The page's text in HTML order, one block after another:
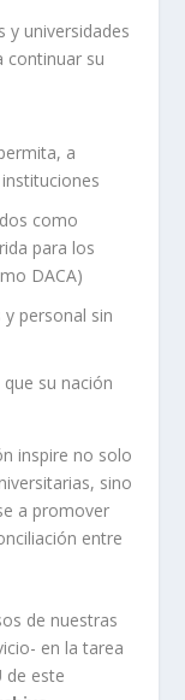
y universidades
continuar su
a
como
para los
DACA)
personal sin
su nación
inspire no solo
sino
a promover
entre
de nuestras
en la tarea
de este